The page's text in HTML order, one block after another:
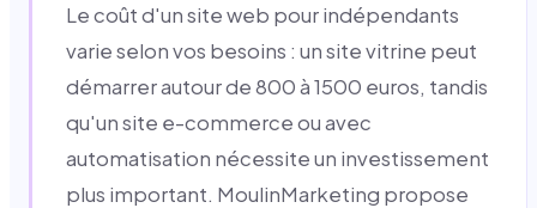
Le coût d'un site web pour indépendants
varie selon vos besoins : un site vitrine peut
démarrer autour de 800 à 1500 euros, tandis
qu'un site e-commerce ou avec
automatisation nécessite un investissement
plus important. MoulinMarketing propose